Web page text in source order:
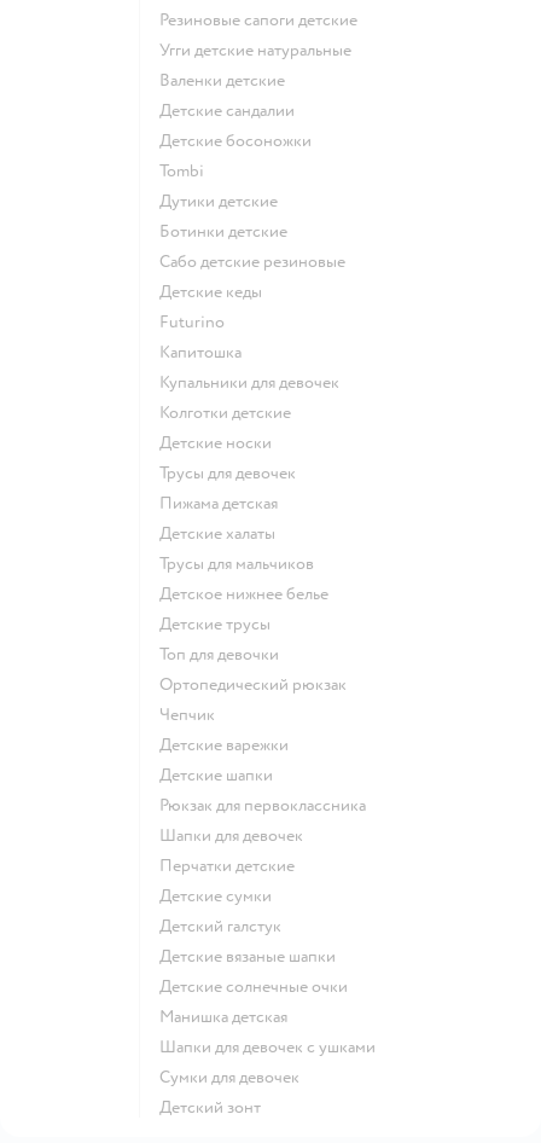
Резиновые сапоги детские
Угги детские натуральные
Валенки детские
Детские сандалии
Детские босоножки
Tombi
Дутики детские
Ботинки детские
Сабо детские резиновые
Детские кеды
Futurino
Капитошка
Купальники для девочек
Колготки детские
Детские носки
Трусы для девочек
Пижама детская
Детские халаты
Трусы для мальчиков
Детское нижнее белье
Детские трусы
Топ для девочки
Ортопедический рюкзак
Чепчик
Детские варежки
Детские шапки
Рюкзак для первоклассника
Шапки для девочек
Перчатки детские
Детские сумки
Детский галстук
Детские вязаные шапки
Детские солнечные очки
Манишка детская
Шапки для девочек с ушками
Сумки для девочек
Детский зонт